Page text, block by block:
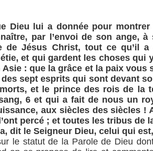
Dieu lui a donnée pour
par l’envoi de son ange,
de Jésus Christ, tout ce qu’il
et qui gardent les choses qui
: que la grâce et la paix
sept esprits qui sont devant
et le prince des rois de la
6 et qui a fait de nous un
aux siècles des siècles !
percé ; et toutes les tribus de
dit le Seigneur Dieu, celui qui
le statut de la Parole de Dieu